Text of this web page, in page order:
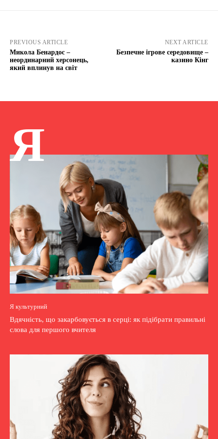
PREVIOUS ARTICLE
Микола Бенардос –
неординарний херсонець,
який вплинув на світ
NEXT ARTICLE
Безпечне ігрове середовище –
казино Кінг
Я
Я культурний
Вдячність, що закарбовується в серці: як підібрати правильні
слова для першого вчителя